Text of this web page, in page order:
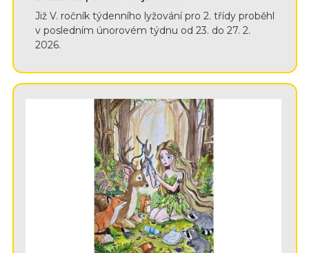
Již V. ročník týdenního lyžování pro 2. třídy proběhl
v posledním únorovém týdnu od 23. do 27. 2.
2026.